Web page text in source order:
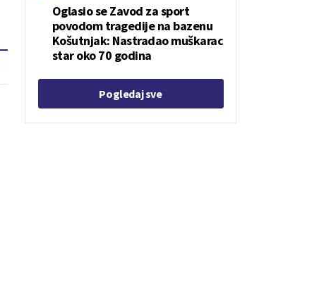
Oglasio se Zavod za sport
povodom tragedije na bazenu
Košutnjak: Nastradao muškarac
star oko 70 godina
Pogledaj sve